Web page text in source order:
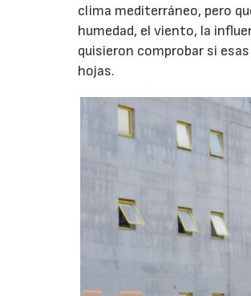
clima mediterráneo, pero
humedad, el viento, la
quisieron comprobar si
hojas.